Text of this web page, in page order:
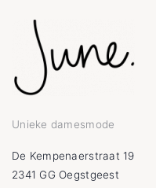
Unieke damesmode
De Kempenaerstraat 19
2341 GG Oegstgeest